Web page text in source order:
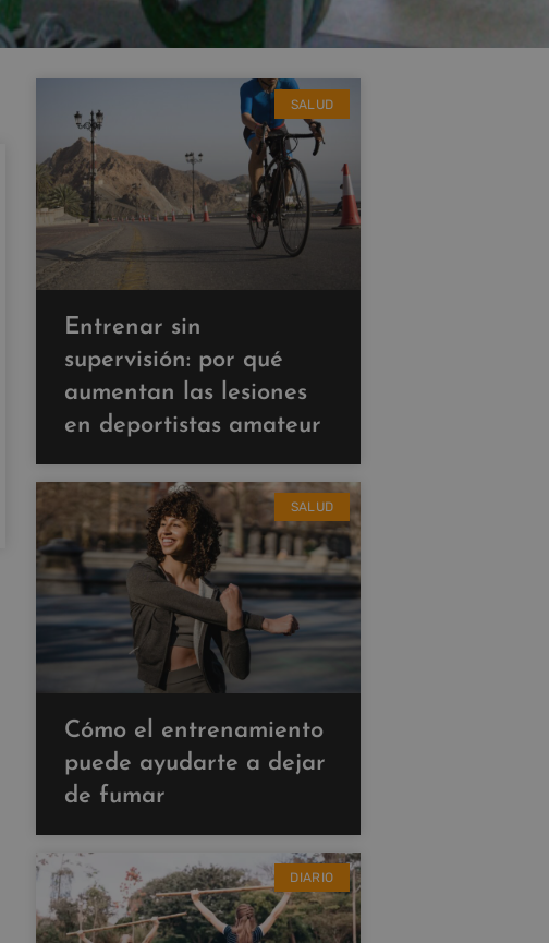
SALUD
Entrenar sin
supervisión: por qué
aumentan las lesiones
en deportistas amateur
SALUD
Cómo el entrenamiento
puede ayudarte a dejar
de fumar
DIARIO